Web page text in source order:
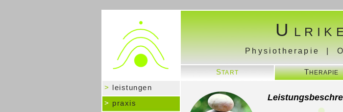
START THERAPIE
U
Physiotherapie |
> leistungen
> praxis